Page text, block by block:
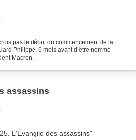
pas le début du commencement de la
Philippe, 6 mois avant d’être nommé
Macron.
assassins